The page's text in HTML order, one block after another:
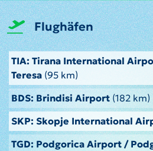
Flughäfen
TIA: Tirana International
Teresa (95 km)
BDS: Brindisi Airport(182 km)
SKP: Skopje International
TGD: Podgorica Airport /